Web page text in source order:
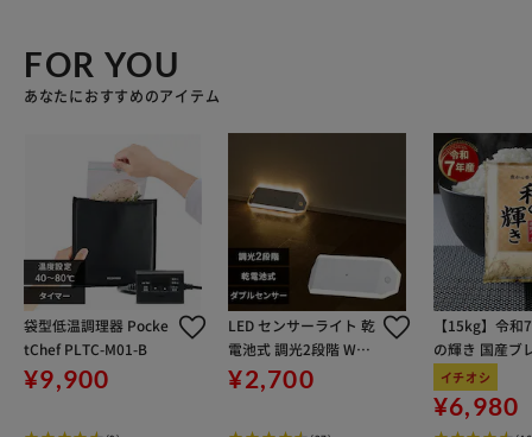
FOR YOU
あなたにおすすめのアイテム
袋型低温調理器 Pocke
tChef PLTC-M01-B
¥9,900
LED センサーライト 乾
電池式 調光2段階 W人
感センサー 廊下タイプ
BSL-RWMS
¥2,700
【15kg】令和
の輝き 国産ブ
kg×3袋
イチオシ
¥6,980